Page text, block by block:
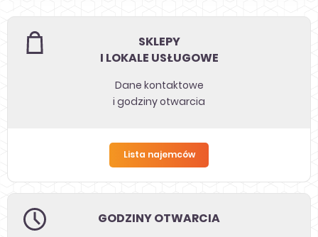
SKLEPY
I LOKALE USŁUGOWE
Dane kontaktowe
i godziny otwarcia
Lista najemców
GODZINY OTWARCIA